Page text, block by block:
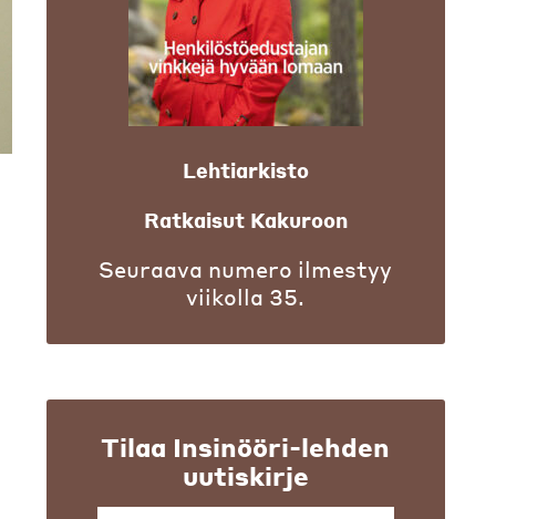
Lehtiarkisto
Ratkaisut Kakuroon
Seuraava numero ilmestyy
viikolla 35.
Tilaa Insinööri-lehden
uutiskirje